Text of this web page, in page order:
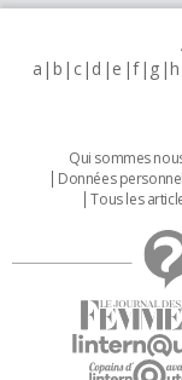
a b c d e f g h
Qui sommes
Données
Tous les